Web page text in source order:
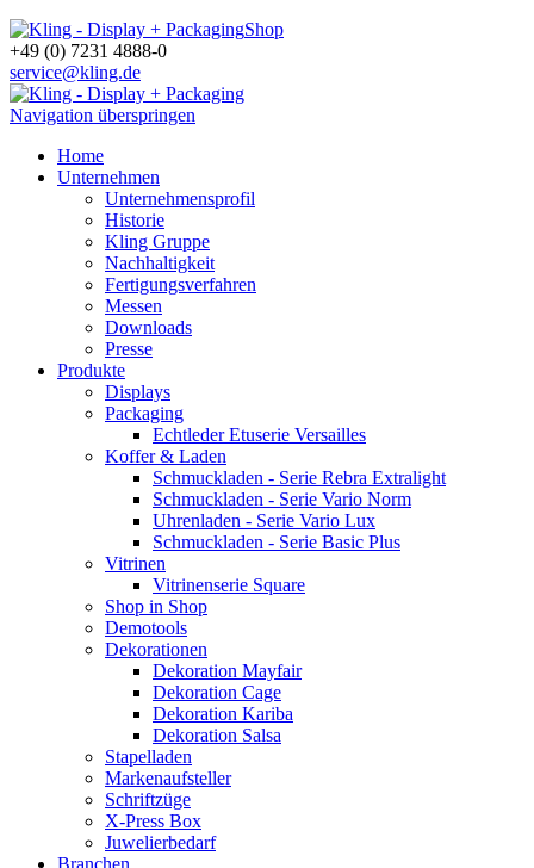
Shop
+49 (0) 7231 4888-0
service@kling.de
Navigation überspringen
Home
Unternehmen
Unternehmensprofil
Historie
Kling Gruppe
Nachhaltigkeit
Fertigungsverfahren
Messen
Downloads
Presse
Produkte
Displays
Packaging
Echtleder Etuserie Versailles
Koffer & Laden
Schmuckladen - Serie Rebra Extralight
Schmuckladen - Serie Vario Norm
Uhrenladen - Serie Vario Lux
Schmuckladen - Serie Basic Plus
Vitrinen
Vitrinenserie Square
Shop in Shop
Demotools
Dekorationen
Dekoration Mayfair
Dekoration Cage
Dekoration Kariba
Dekoration Salsa
Stapelladen
Markenaufsteller
Schriftzüge
X-Press Box
Juwelierbedarf
Branchen